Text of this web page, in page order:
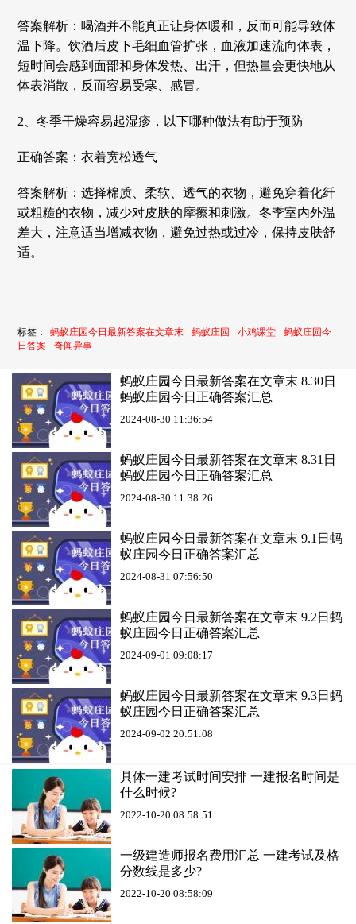
答案解析：喝酒并不能真正让身体暖和，反而可能导致体
温下降。饮酒后皮下毛细血管扩张，血液加速流向体表，
短时间会感到面部和身体发热、出汗，但热量会更快地从
体表消散，反而容易受寒、感冒。
2、冬季干燥容易起湿疹，以下哪种做法有助于预防
正确答案：衣着宽松透气
答案解析：选择棉质、柔软、透气的衣物，避免穿着化纤
或粗糙的衣物，减少对皮肤的摩擦和刺激。冬季室内外温
差大，注意适当增减衣物，避免过热或过冷，保持皮肤舒
适。
标签： 蚂蚁庄园今日最新答案在文章末 蚂蚁庄园 小鸡课堂
蚂蚁庄园今
日答案
奇闻异事
蚂蚁庄园今日最新答案在文章末 8.30日
蚂蚁庄园今日正确答案汇总
2024-08-30 11:36:54
蚂蚁庄园今日最新答案在文章末 8.31日
蚂蚁庄园今日正确答案汇总
2024-08-30 11:38:26
蚂蚁庄园今日最新答案在文章末 9.1日蚂
蚁庄园今日正确答案汇总
2024-08-31 07:56:50
蚂蚁庄园今日最新答案在文章末 9.2日蚂
蚁庄园今日正确答案汇总
2024-09-01 09:08:17
蚂蚁庄园今日最新答案在文章末 9.3日蚂
蚁庄园今日正确答案汇总
2024-09-02 20:51:08
具体一建考试时间安排 一建报名时间是
什么时候?
2022-10-20 08:58:51
一级建造师报名费用汇总 一建考试及格
分数线是多少?
2022-10-20 08:58:09